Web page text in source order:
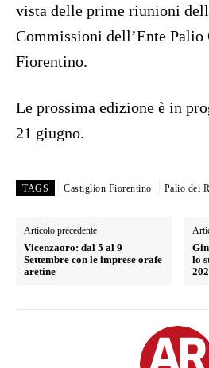
vista delle prime riunioni
Commissioni dell’Ente
Fiorentino.
Le prossima edizione è in
21 giugno.
TAGS Castiglion Fiorentino Palio dei
Articolo precedente
Vicenzaoro: dal 5 al 9
Settembre con le imprese orafe
aretine
lo